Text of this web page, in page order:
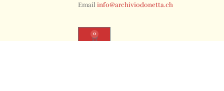
Emailinfo@archiviodonetta.ch
0